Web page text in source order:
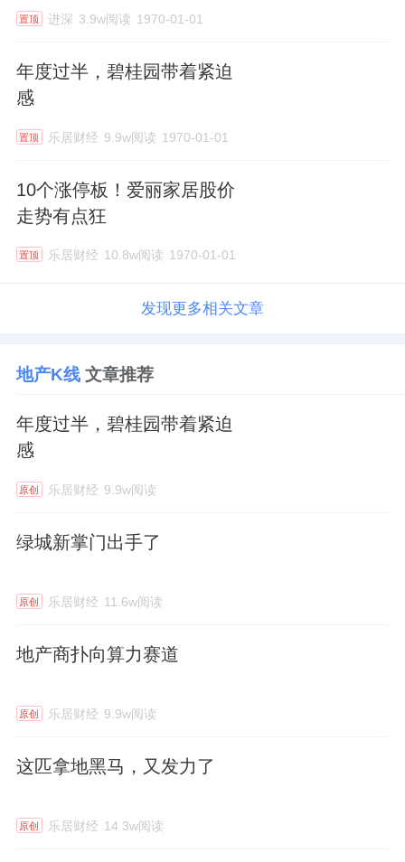
置顶 进深 3.9w阅读 1970-01-01
年度过半，碧桂园带着紧迫
感
置顶 乐居财经 9.9w阅读 1970-01-01
10个涨停板！爱丽家居股价
走势有点狂
置顶 乐居财经 10.8w阅读 1970-01-01
发现更多相关文章
地产K线文章推荐
年度过半，碧桂园带着紧迫
感
原创 乐居财经 9.9w阅读
绿城新掌门出手了
原创 乐居财经 11.6w阅读
地产商扑向算力赛道
原创 乐居财经 9.9w阅读
这匹拿地黑马，又发力了
原创 乐居财经 14.3w阅读